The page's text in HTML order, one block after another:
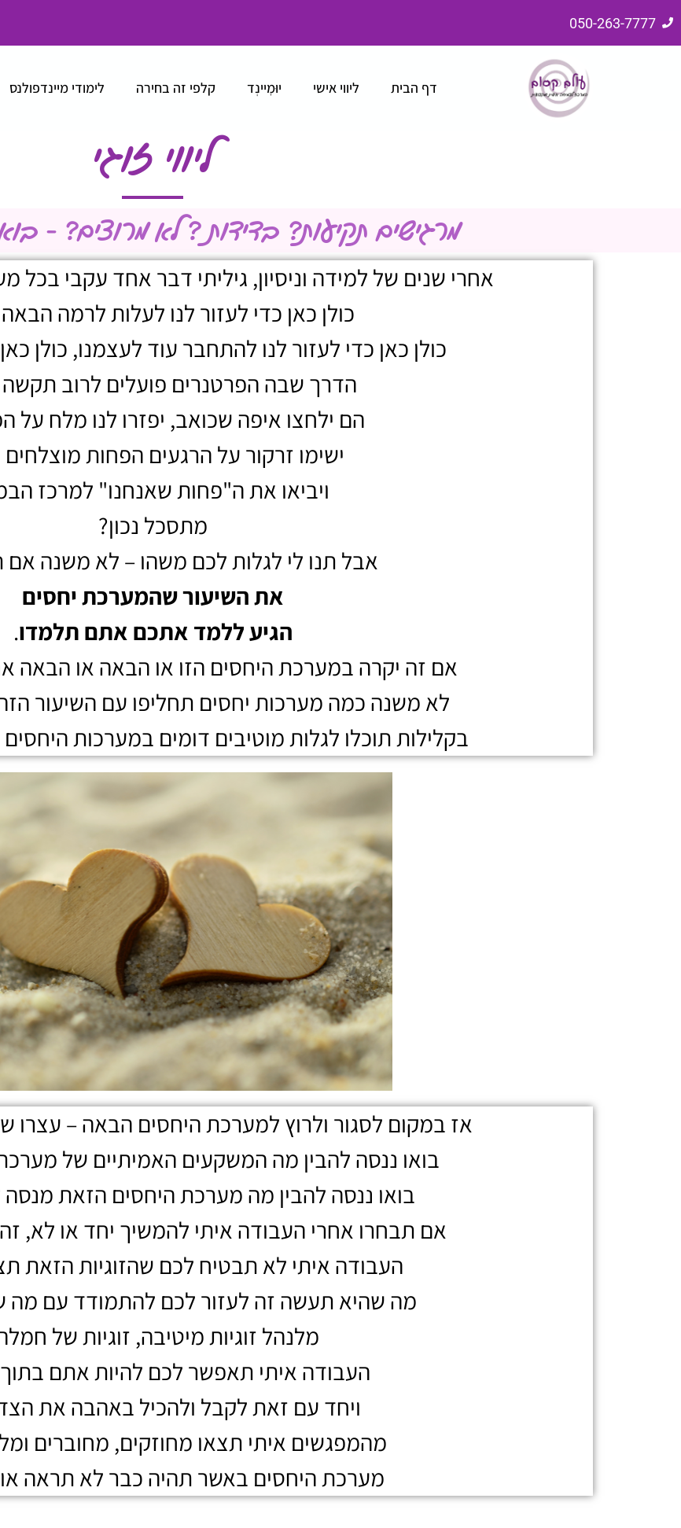
050-263-7777
דף הבית ליווי אישי יוּמׇיינְד קלפי זה בחירה לימודי מיינדפולנס
ליווי זוגי
מרגישים תקיעות? בדידות ? לא מרוצים? -
אחרי שנים של למידה וניסיון, גיליתי דבר אחד עקבי בכל
כולן כאן כדי לעזור לנו לעלות לרמה
כולן כאן כדי לעזור לנו להתחבר עוד לעצמנו, כולן
הדרך שבה הפרטנרים פועלים לרוב תקשה
הם ילחצו איפה שכואב, יפזרו לנו מלח על
ישימו זרקור על הרגעים הפחות מוצלחים
ויביאו את ה"פחות שאנחנו" למרכז
מתסכל נכון?
אבל תנו לי לגלות לכם משהו – לא משנה אם
את השיעור שהמערכת יחסים
הגיע ללמד אתכם אתם תלמדו.
אם זה יקרה במערכת היחסים הזו או הבאה או הבאה
לא משנה כמה מערכות יחסים תחליפו עם השיעור
בקלילות תוכלו לגלות מוטיבים דומים במערכות
אז במקום לסגור ולרוץ למערכת היחסים הבאה – עצרו
בואו ננסה להבין מה המשקעים האמיתיים של
בואו ננסה להבין מה מערכת היחסים הזאת
אם תבחרו אחרי העבודה איתי להמשיך יחד או לא,
העבודה איתי לא תבטיח לכם שהזוגיות הזאת
מה שהיא תעשה זה לעזור לכם להתמודד עם
מלנהל זוגיות מיטיבה, זוגיות של
העבודה איתי תאפשר לכם להיות אתם בתוך
ויחד עם זאת לקבל ולהכיל באהבה את
מהמפגשים איתי תצאו מחוזקים, מחוברים
מערכת היחסים באשר תהיה כבר לא תראה